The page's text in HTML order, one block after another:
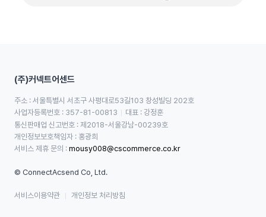
(주)커넥트어센드
주소 : 서울특별시 서초구 사평대로53길103 창성빌딩 202호
사업자등록번호 : 357-81-00813
대표 : 강정훈
통신판매업 신고번호 : 제2018-서울강남-00239호
개인정보보호책임자 : 홍광희
서비스 제휴 문의 : mousy008@cscommerce.co.kr
© ConnectAcsend Co, Ltd.
서비스이용약관 개인정보 처리방침